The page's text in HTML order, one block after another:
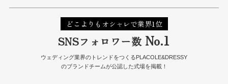
どこよりもオシャレで業界1位
SNSフォロワー数 No.1
ウェディング業界のトレンドをつくるPLACOLE&DRESSY
のブランドチームが公認した式場を掲載！